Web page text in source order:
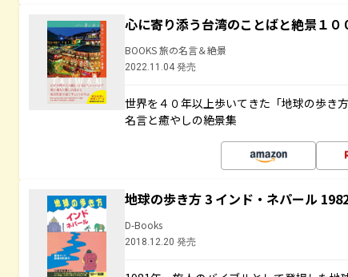
心に寄り添う台湾のことばと絶景１０
BOOKS 旅の名言＆絶景
2022.11.04 発売
世界を４０年以上歩いてきた「地球の歩き
名言と癒やしの絶景集
地球の歩き方 3 インド・ネパール
D-Books
2018.12.20 発売